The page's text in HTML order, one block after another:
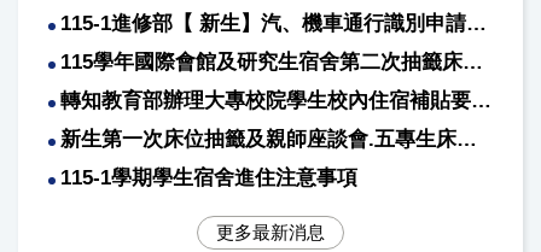
115-1進修部【 新生】汽、機車通行識別申請須知
115學年國際會館及研究生宿舍第二次抽籤床位及相關事項公告
轉知教育部辦理大專校院學生校內住宿補貼要點第四點修正規定
新生第一次床位抽籤及親師座談會.五專生床位公告
115-1學期學生宿舍進住注意事項
更多最新消息